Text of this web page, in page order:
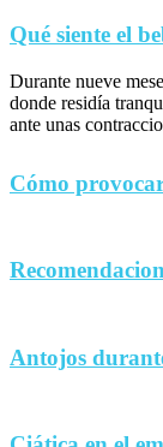
Qué siente el
Durante nueve
donde residía
ante unas
Cómo
Antojos